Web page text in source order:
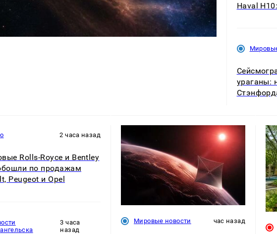
Haval
ураганы:
2 часа назад
Rolls-Royce и Bentley
по продажам
Peugeot и Opel
3 часа
назад
Мировые новости час назад